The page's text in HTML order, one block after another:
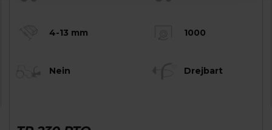
4-13 mm 1000
Nein Drejbart